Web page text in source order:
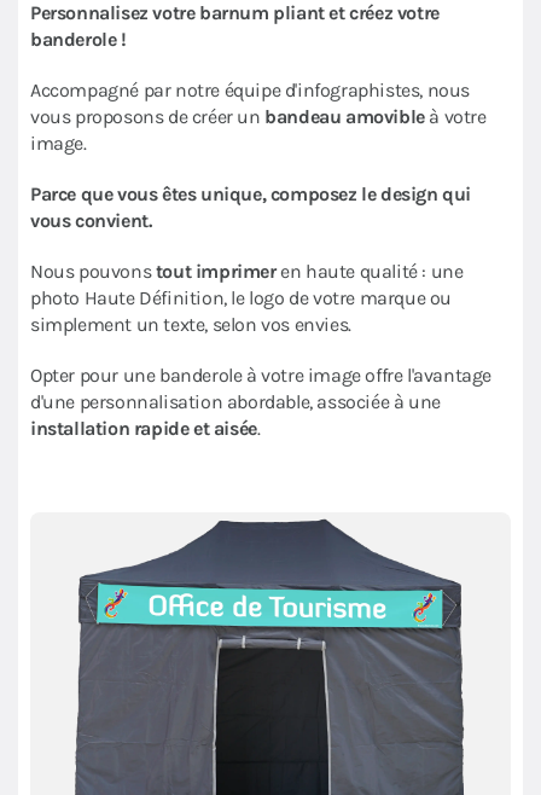
Personnalisez votre barnum pliant et créez votre
banderole !
Accompagné par notre équipe d'infographistes, nous
vous proposons de créer un bandeau amovibleà votre
image.
Parce que vous êtes unique, composez le design qui
vous convient.
Nous pouvonstout imprimeren haute qualité : une
photo Haute Définition, le logo de votre marque ou
simplement un texte, selon vos envies.
Opter pour une banderole à votre image offre l'avantage
d'une personnalisation abordable, associée à une
installation rapide et aisée.